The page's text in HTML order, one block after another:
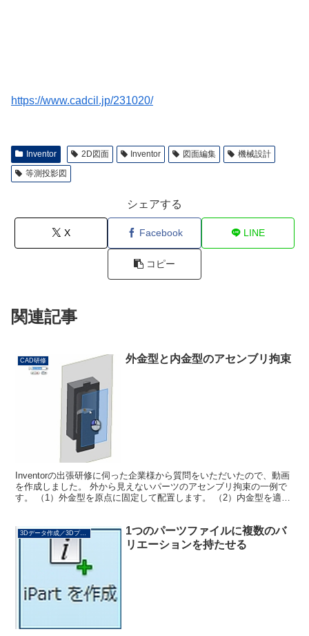
https://www.cadcil.jp/231020/
Inventor 2D図面 Inventor 図面編集
機械設計
等測投影図
シェアする
X Facebook LINE
コピー
関連記事
CAD研修 外金型と内金型のアセンブリ拘束
Inventorの出張研修に伺った企業様から質問をいただいたので、動画
を作成しました。 外から見えないパーツのアセンブリ拘束の一例で
す。 （1）外金型を原点に固定して配置します。 （2）内金型を適当
3Dデータ作成／3Dプリント
1つのパーツファイルに複数のバ
リエーションを持たせる